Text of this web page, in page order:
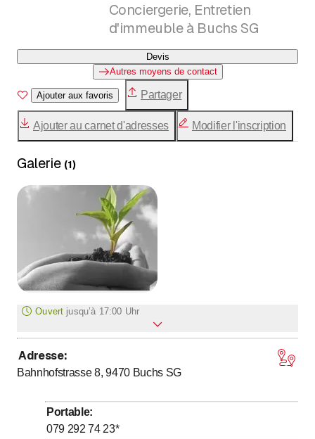
Conciergerie, Entretien
d'immeuble à Buchs SG
Devis
Autres moyens de contact
Ajouter aux favoris Partager
Ajouter au carnet d'adresses Modifier l'inscription
Galerie (1)
Ouvert jusqu’à 17:00 Uhr
Lundi jusqu’à
00
Mardi
Mercredi
8:00- jusqu’à
17:00
Jeudi
Adresse:
Bahnhofstrasse 8, 9470 Buchs SG
Portable:
079 292 74 23*